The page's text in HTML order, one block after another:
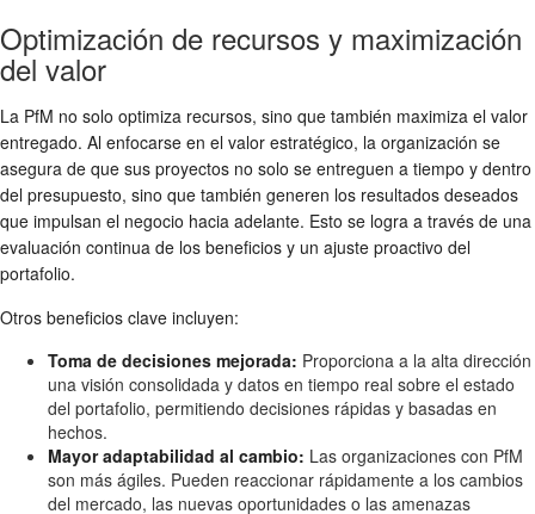
Optimización de recursos y maximización
del valor
La PfM no solo optimiza recursos, sino que también maximiza el valor
entregado. Al enfocarse en el valor estratégico, la organización se
asegura de que sus proyectos no solo se entreguen a tiempo y dentro
del presupuesto, sino que también generen los resultados deseados
que impulsan el negocio hacia adelante. Esto se logra a través de una
evaluación continua de los beneficios y un ajuste proactivo del
portafolio.
Otros beneficios clave incluyen:
Toma de decisiones mejorada: Proporciona a la alta dirección
una visión consolidada y datos en tiempo real sobre el estado
del portafolio, permitiendo decisiones rápidas y basadas en
hechos.
Mayor adaptabilidad al cambio: Las organizaciones con PfM
son más ágiles. Pueden reaccionar rápidamente a los cambios
del mercado, las nuevas oportunidades o las amenazas